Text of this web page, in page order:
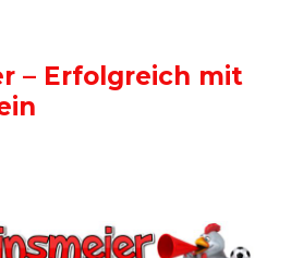
– Erfolgreich mit